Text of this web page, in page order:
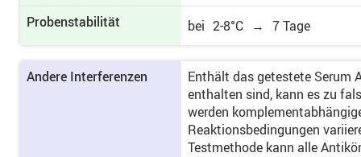
Probenstabilität bei 2-8°C → 7 Tage
Andere Interferenzen
Enthält das getestete Serum
enthalten sind, kann es zu
werden
Reaktionsbedingungen
Testmethode kann alle